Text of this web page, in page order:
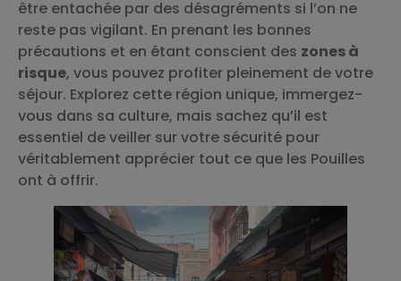
être entachée par des désagréments si l’on ne
reste pas vigilant. En prenant les bonnes
précautions et en étant conscient des zones à
risque, vous pouvez profiter pleinement de votre
séjour. Explorez cette région unique, immergez-
vous dans sa culture, mais sachez qu’il est
essentiel de veiller sur votre sécurité pour
véritablement apprécier tout ce que les Pouilles
ont à offrir.